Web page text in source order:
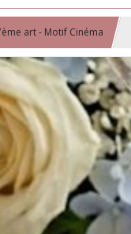
art - Motif Cinéma